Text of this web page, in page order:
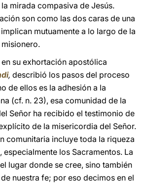
mirada compasiva de Jesús.
son como las dos caras de una
mutuamente a lo largo de la
su exhortación apostólica
, describió los pasos del proceso
de ellos es la adhesión a la
(cf. n. 23), esa comunidad de la
Señor ha recibido el testimonio de
de la misericordia del Señor.
comunitaria incluye toda la riqueza
especialmente los Sacramentos. La
lugar donde se cree, sino también
nuestra fe; por eso decimos en el